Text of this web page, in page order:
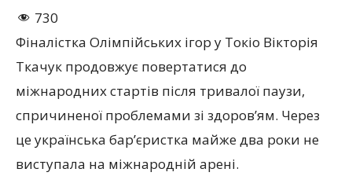
730
Фіналістка Олімпійських ігор у Токіо Вікторія
Ткачук продовжує повертатися до
міжнародних стартів після тривалої паузи,
спричиненої проблемами зі здоров’ям. Через
це українська бар’єристка майже два роки не
виступала на міжнародній арені.